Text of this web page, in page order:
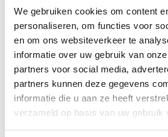
We gebruiken cookies om content
personaliseren, om functies voor
en om ons websiteverkeer te
informatie over uw gebruik van
partners voor social media,
partners kunnen deze gegevens
informatie die u aan ze heeft
verzameld op basis van uw gebruik
NIEUWS
AVIA VOLT en Fletcher
landelijke uitrol van DC-
snellaadinfrastructuur